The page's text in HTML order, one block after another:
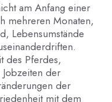
am Anfang einer
mehreren Monaten,
Lebensumstände
des Pferdes,
der
der
mit dem